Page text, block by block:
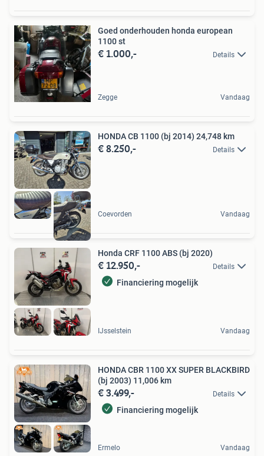
Goed onderhouden honda european
1100 st
€ 1.000,- Details
Zegge Vandaag
HONDA CB 1100 (bj 2014) 24,748 km
€ 8.250,- Details
Coevorden Vandaag
Honda CRF 1100 ABS (bj 2020)
€ 12.950,- Details
Financiering mogelijk
IJsselstein Vandaag
HONDA CBR 1100 XX SUPER BLACKBIRD
(bj 2003) 11,006 km
€ 3.499,- Details
Financiering mogelijk
Ermelo Vandaag